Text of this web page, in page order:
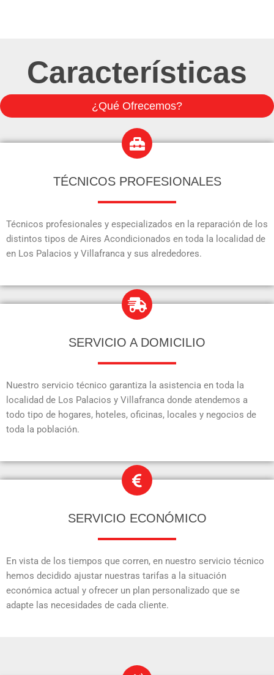
Características
¿Qué Ofrecemos?
TÉCNICOS PROFESIONALES
Técnicos profesionales y especializados en la reparación de los
distintos tipos de Aires Acondicionados en toda la localidad de
en Los Palacios y Villafranca y sus alrededores.
SERVICIO A DOMICILIO
Nuestro servicio técnico garantiza la asistencia en toda la
localidad de Los Palacios y Villafranca donde atendemos a
todo tipo de hogares, hoteles, oficinas, locales y negocios de
toda la población.
SERVICIO ECONÓMICO
En vista de los tiempos que corren, en nuestro servicio técnico
hemos decidido ajustar nuestras tarifas a la situación
económica actual y ofrecer un plan personalizado que se
adapte las necesidades de cada cliente.